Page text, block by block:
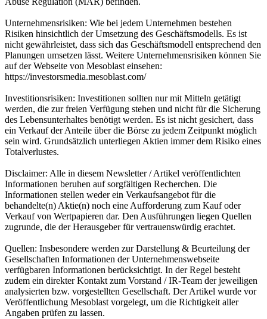
Unternehmensrisiken: Wie bei jedem Unternehmen bestehen
Risiken hinsichtlich der Umsetzung des Geschäftsmodells. Es ist
nicht gewährleistet, dass sich das Geschäftsmodell entsprechend den
Planungen umsetzen lässt. Weitere Unternehmensrisiken können Sie
auf der Webseite von Mesoblast einsehen:
https://investorsmedia.mesoblast.com/
Investitionsrisiken: Investitionen sollten nur mit Mitteln getätigt
werden, die zur freien Verfügung stehen und nicht für die Sicherung
des Lebensunterhaltes benötigt werden. Es ist nicht gesichert, dass
ein Verkauf der Anteile über die Börse zu jedem Zeitpunkt möglich
sein wird. Grundsätzlich unterliegen Aktien immer dem Risiko eines
Totalverlustes.
Disclaimer: Alle in diesem Newsletter / Artikel veröffentlichten
Informationen beruhen auf sorgfältigen Recherchen. Die
Informationen stellen weder ein Verkaufsangebot für die
behandelte(n) Aktie(n) noch eine Aufforderung zum Kauf oder
Verkauf von Wertpapieren dar. Den Ausführungen liegen Quellen
zugrunde, die der Herausgeber für vertrauenswürdig erachtet.
Quellen: Insbesondere werden zur Darstellung & Beurteilung der
Gesellschaften Informationen der Unternehmenswebseite
verfügbaren Informationen berücksichtigt. In der Regel besteht
zudem ein direkter Kontakt zum Vorstand / IR-Team der jeweiligen
analysierten bzw. vorgestellten Gesellschaft. Der Artikel wurde vor
Veröffentlichung Mesoblast vorgelegt, um die Richtigkeit aller
Angaben prüfen zu lassen.